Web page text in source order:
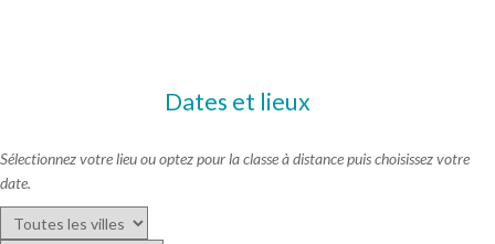
Dates et lieux
Sélectionnez votre lieu ou optez pour la classe à distance puis choisissez votre
date.